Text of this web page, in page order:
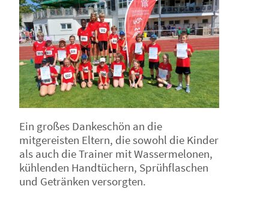
Ein großes Dankeschön an die
mitgereisten Eltern, die sowohl die Kinder
als auch die Trainer mit Wassermelonen,
kühlenden Handtüchern, Sprühflaschen
und Getränken versorgten.